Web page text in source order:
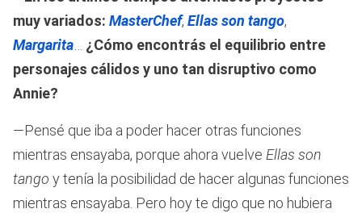
muy variados: MasterChef, Ellas son tango,
Margarita
¿Cómo encontrás el equilibrio entre
personajes cálidos y uno tan disruptivo como
Annie?
—Pensé que iba a poder hacer otras funciones
mientras ensayaba, porque ahora vuelve Ellas son
tango y tenía la posibilidad de hacer algunas funciones
mientras ensayaba. Pero hoy te digo que no hubiera